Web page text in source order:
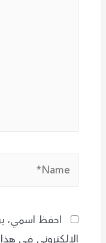
احفظ اسمي،
الإلكتروني في